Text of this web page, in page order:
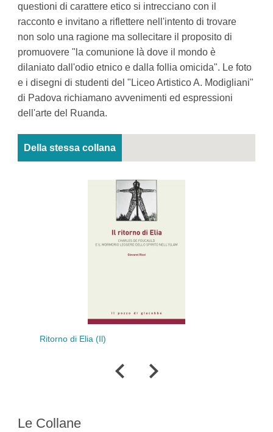
questioni di carattere etico si intrecciano con il
racconto e invitano a riflettere nell'intento di trovare
non solo una ragione ma sollecitare il proposito di
promuovere "la comunione là dove il mondo è
dilaniato dall'odio etnico e dalla follia omicida". Le foto
e i disegni di studenti del "Liceo Artistico A. Modigliani"
di Padova richiamano avvenimenti ed espressioni
dell'arte del Ruanda.
Della stessa collana
Ritorno di Elia (Il)
Le Collane